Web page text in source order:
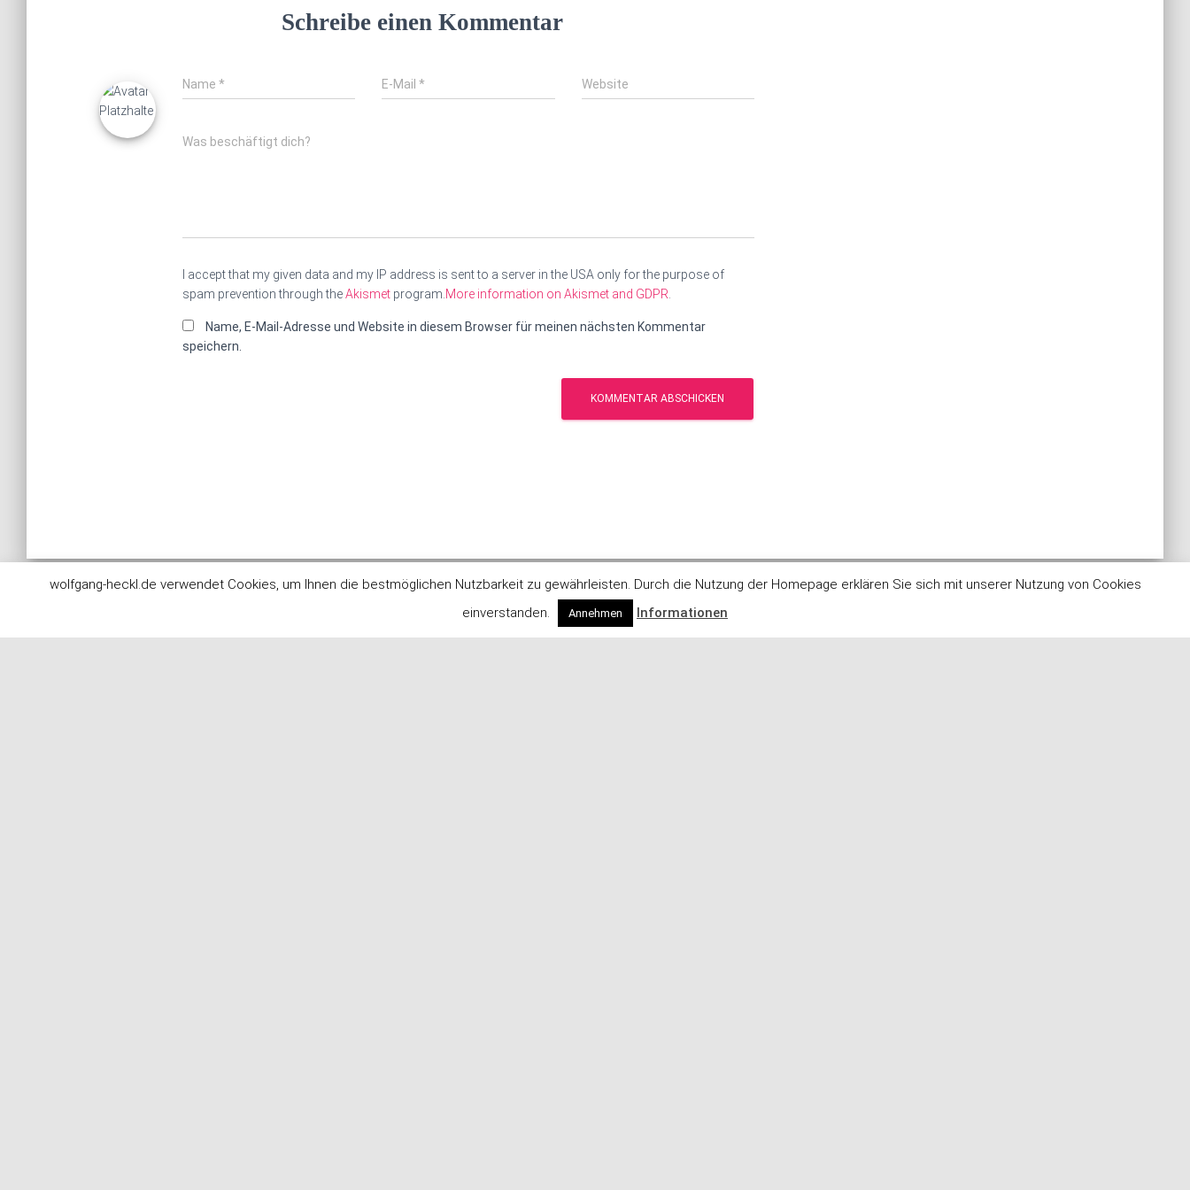
Schreibe einen Kommentar
Name * E-Mail* Website
Was beschäftigt dich?
I accept that my given data and my IP address is sent to a server in the USA only for the purpose of
spam prevention through theAkismet program. More information on Akismet and GDPR
Name, E-Mail-Adresse und Website in diesem Browser für meinen nächsten Kommentar
speichern.
wolfgang-heckl.de verwendet Cookies, um Ihnen die bestmöglichen Nutzbarkeit zu gewährleisten. Durch die Nutzung der Homepage erklären Sie sich mit unserer Nutzung von Cookies
einverstanden.
Annehmen Informationen